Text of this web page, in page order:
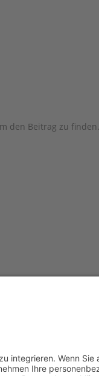
den Beitrag zu finden.